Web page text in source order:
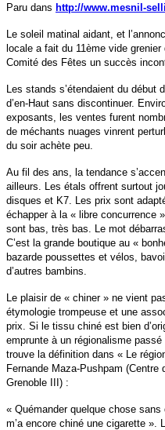
Paru dans http://www.mesnil-
Le soleil matinal aidant, et
locale a fait du 11ème vide
Comité des Fêtes un succès
Les stands s’étendaient du
d’en-Haut sans discontinuer.
exposants, les ventes furent
de méchants nuages vinrent
du soir achète peu.
Au fil des ans, la tendance
ailleurs. Les étals offrent surtout
disques et K7. Les prix sont
échapper à la « libre concurrence
sont bas, très bas. Le mot
C’est la grande boutique au «
bazarde poussettes et vélos,
d’autres bambins.
Le plaisir de « chiner » ne vient
étymologie trompeuse et une
prix. Si le tissu chiné est bien
emprunte à un régionalisme
trouve la définition dans « Le
Fernande Maza-Pushpam
Grenoble III) :
« Quémander quelque chose sans
m’a encore chiné une cigarette ».